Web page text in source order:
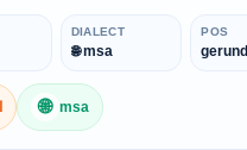
DIALECT
🌐 msa
POS
gerund
🌐 msa